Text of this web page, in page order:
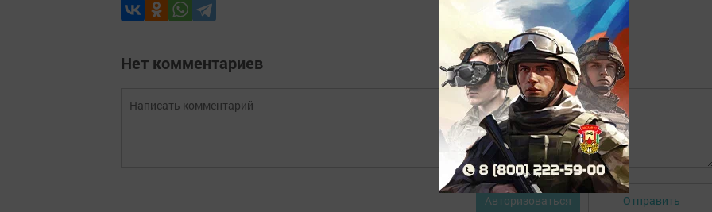
Нет комментариев
Авторизоваться Отправить